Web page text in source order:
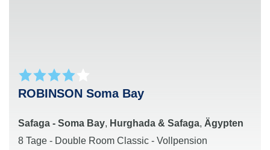
ROBINSON Soma Bay
Safaga - Soma Bay, Hurghada & Safaga, Ägypten
8 Tage - Double Room Classic - Vollpension